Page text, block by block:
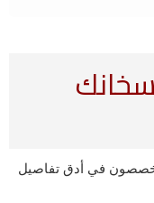
سخانك
في أدق تفاصيل